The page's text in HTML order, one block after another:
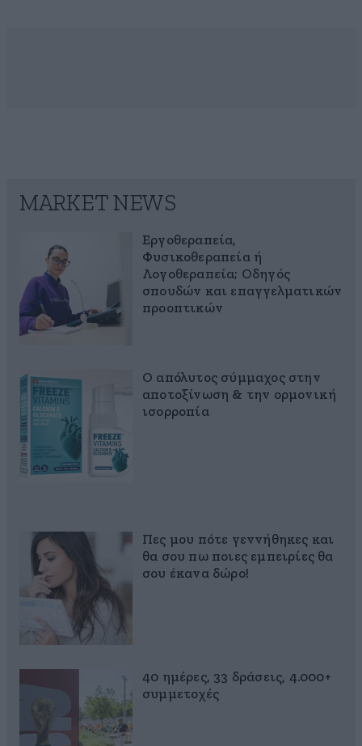
MARKET NEWS
Εργοθεραπεία,
Φυσικοθεραπεία ή
Λογοθεραπεία; Οδηγός
σπουδών και επαγγελματικών
προοπτικών
Ο απόλυτος σύμμαχος στην
αποτοξίνωση & την ορμονική
ισορροπία
Πες μου πότε γεννήθηκες και
θα σου πω ποιες εμπειρίες θα
σου έκανα δώρο!
40 ημέρες, 33 δράσεις, 4.000+
συμμετοχές